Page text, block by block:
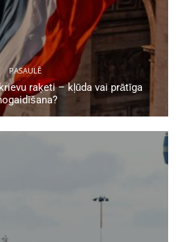
PASAULĒ
raķeti – kļūda vai prātīga